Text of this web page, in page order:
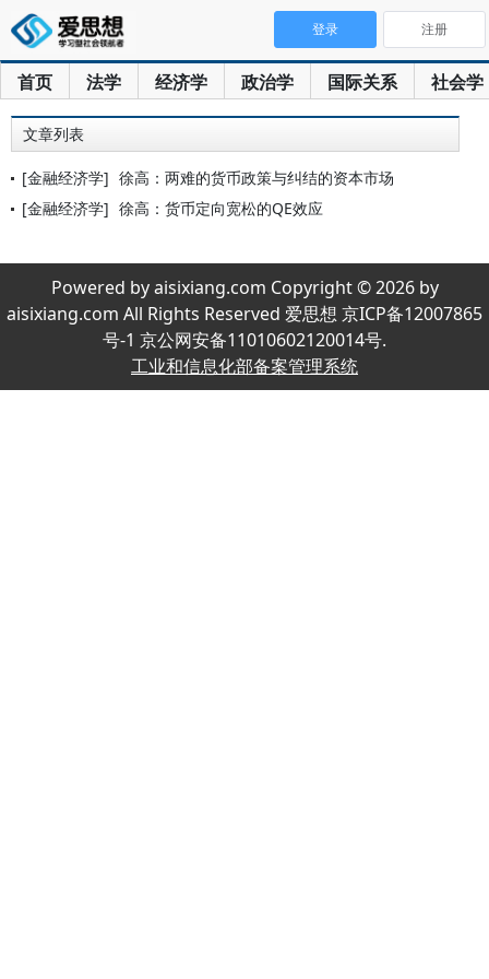
首页 法学 经济学 政治学 国际关系 社会学
登录 注册
文章列表
[金融经济学] 徐高：两难的货币政策与纠结的资本市场
[金融经济学] 徐高：货币定向宽松的QE效应
Powered by aisixiang.com Copyright © 2026 by
aisixiang.com All Rights Reserved 爱思想 京ICP备12007865
号-1 京公网安备11010602120014号.
工业和信息化部备案管理系统